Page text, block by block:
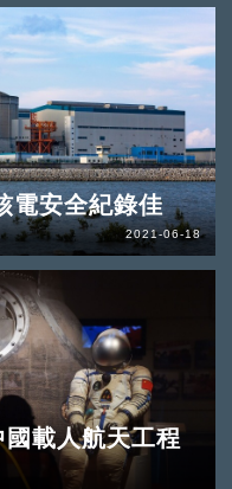
電安全紀錄佳
2021-06-18
載人航天工程